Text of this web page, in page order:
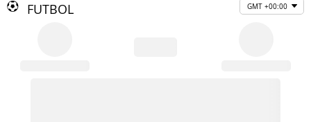
FUTBOL GMT +00:00